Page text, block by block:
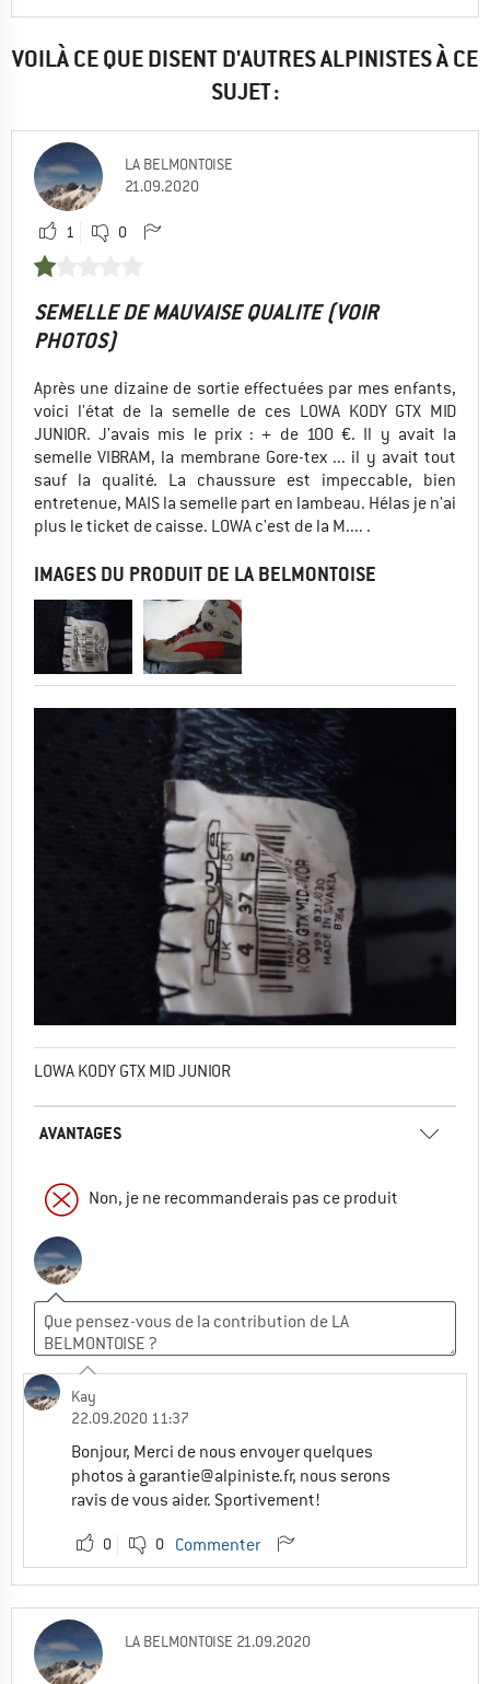
VOILÀ CE QUE DISENT D'AUTRES ALPINISTES À CE
SUJET :
LA BELMONTOISE
21.09.2020
1 0
SEMELLE DE MAUVAISE QUALITE (VOIR
PHOTOS)
Après une dizaine de sortie effectuées par mes enfants,
voici l'état de la semelle de ces LOWA KODY GTX MID
JUNIOR. J'avais mis le prix : + de 100 €. Il y avait la
semelle VIBRAM, la membrane Gore-tex ... il y avait tout
sauf la qualité. La chaussure est impeccable, bien
entretenue, MAIS la semelle part en lambeau. Hélas je n'ai
plus le ticket de caisse. LOWA c'est de la M.... .
IMAGES DU PRODUIT DE LA BELMONTOISE
LOWA KODY GTX MID JUNIOR
AVANTAGES
Non, je ne recommanderais pas ce produit
Kay
22.09.2020 11:37
Bonjour, Merci de nous envoyer quelques
photos à garantie@alpiniste.fr, nous serons
ravis de vous aider. Sportivement!
0 0 Commenter
LA BELMONTOISE 21.09.2020